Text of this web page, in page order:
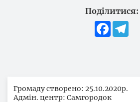
Поділитися:
Facebook
Громаду створено: 25.10.2020р.
Адмін. центр: Самгородок